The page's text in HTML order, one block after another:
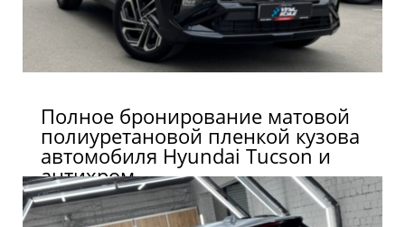
Полное бронирование матовой
полиуретановой пленкой кузова
автомобиля Hyundai Tucson и
антихром